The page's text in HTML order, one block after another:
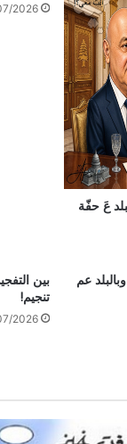
عَ حفّة
2026
عم
بين
تنجيم!
2026